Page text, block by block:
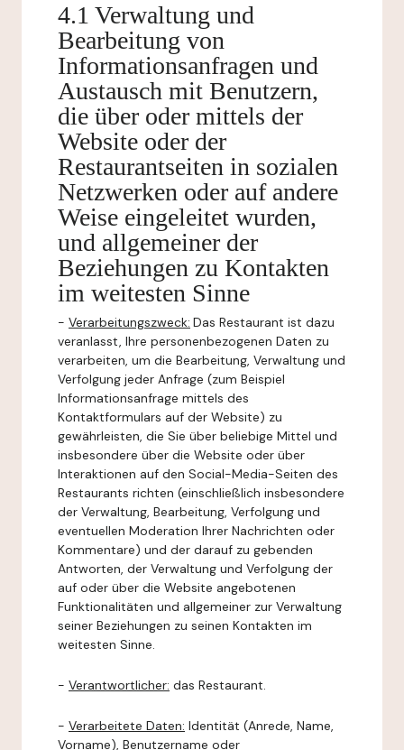
4.1 Verwaltung und
Bearbeitung von
Informationsanfragen und
Austausch mit Benutzern,
die über oder mittels der
Website oder der
Restaurantseiten in sozialen
Netzwerken oder auf andere
Weise eingeleitet wurden,
und allgemeiner der
Beziehungen zu Kontakten
im weitesten Sinne
- Verarbeitungszweck: Das Restaurant ist dazu
veranlasst, Ihre personenbezogenen Daten zu
verarbeiten, um die Bearbeitung, Verwaltung und
Verfolgung jeder Anfrage (zum Beispiel
Informationsanfrage mittels des
Kontaktformulars auf der Website) zu
gewährleisten, die Sie über beliebige Mittel und
insbesondere über die Website oder über
Interaktionen auf den Social-Media-Seiten des
Restaurants richten (einschließlich insbesondere
der Verwaltung, Bearbeitung, Verfolgung und
eventuellen Moderation Ihrer Nachrichten oder
Kommentare) und der darauf zu gebenden
Antworten, der Verwaltung und Verfolgung der
auf oder über die Website angebotenen
Funktionalitäten und allgemeiner zur Verwaltung
seiner Beziehungen zu seinen Kontakten im
weitesten Sinne.
- Verantwortlicher: das Restaurant.
- Verarbeitete Daten: Identität (Anrede, Name,
Vorname), Benutzername oder